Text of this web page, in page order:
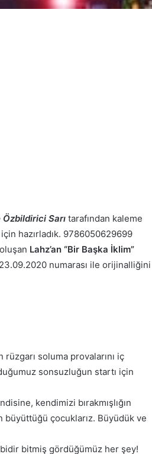
Sarı tarafından kaleme
hazırladık. 9786050629699
Lahz’an “Bir Başka İklim”
23.09.2020 numarası ile orijinalliğini
soluma provalarını iç
sonsuzluğun startı için
kendimizi bırakmışlığın
çocuklarız. Büyüdük ve
bitmiş gördüğümüz her şey!